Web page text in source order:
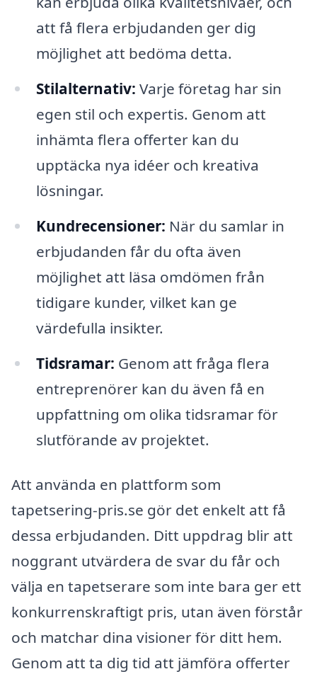
att få flera erbjudanden ger dig
möjlighet att bedöma detta.
Stilalternativ: Varje företag har sin
egen stil och expertis. Genom att
inhämta flera offerter kan du
upptäcka nya idéer och kreativa
lösningar.
Kundrecensioner: När du samlar in
erbjudanden får du ofta även
möjlighet att läsa omdömen från
tidigare kunder, vilket kan ge
värdefulla insikter.
Tidsramar: Genom att fråga flera
entreprenörer kan du även få en
uppfattning om olika tidsramar för
slutförande av projektet.
Att använda en plattform som
tapetsering-pris.se gör det enkelt att få
dessa erbjudanden. Ditt uppdrag blir att
noggrant utvärdera de svar du får och
välja en tapetserare som inte bara ger ett
konkurrenskraftigt pris, utan även förstår
och matchar dina visioner för ditt hem.
Genom att ta dig tid att jämföra offerter